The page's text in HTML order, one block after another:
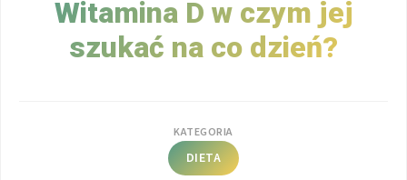
Witamina D w czym jej
szukać na co dzień?
KATEGORIA
DIETA